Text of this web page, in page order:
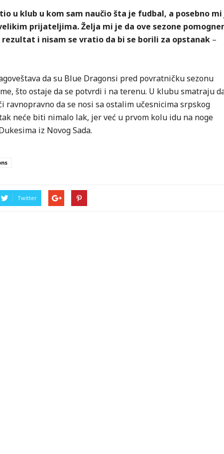
u klub u kom sam naučio šta je fudbal, a posebno mi
prijateljima. Želja mi je da ove sezone
i nisam se vratio da bi se borili za opstanak –
da su Blue Dragonsi pred povratničku sezonu
što ostaje da se potvrdi i na terenu. U klubu smatraju
ravnopravno da se nosi sa ostalim učesnicima srpskog
neće biti nimalo lak, jer već u prvom kolu idu na noge
iz Novog Sada.
Twitter